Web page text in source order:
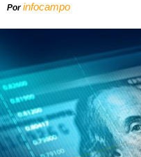
Porinfocampo